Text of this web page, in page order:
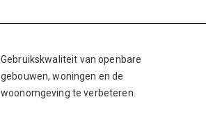
Gebruikskwaliteit van openbare
gebouwen, woningen en de
woonomgeving te verbeteren.